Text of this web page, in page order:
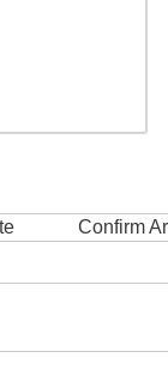
Confirm